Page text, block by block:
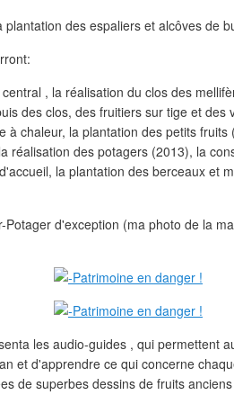
des espaliers et alcôves de
, la réalisation du clos des
des clos, des fruitiers sur tige et des
à chaleur, la plantation des petits
réalisation des potagers (2013), la
la plantation des berceaux et
Potager d'exception (ma photo de la
les audio-guides , qui permettent
et d'apprendre ce qui concerne
de superbes dessins de fruits